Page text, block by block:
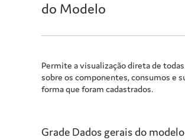
do Modelo
Permite a visualização direta de
sobre os componentes, consumos e
forma que foram cadastrados.
Grade Dados gerais do modelo